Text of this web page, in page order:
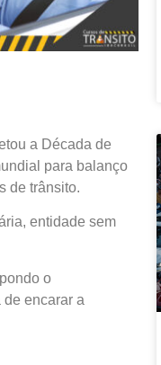
a Década de
para balanço
de trânsito.
entidade sem
o
encarar a